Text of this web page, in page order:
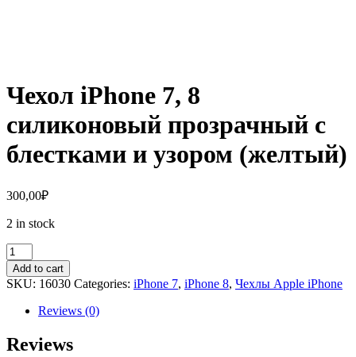
Чехол iPhone 7, 8
силиконовый прозрачный с
блестками и узором (желтый)
300,00₽
2 in stock
Чехол
iPhone
7,
8
силиконовый
прозрачный
с
блестками
Add to cart
SKU: 16030 Categories: iPhone 7, iPhone 8, Чехлы Apple iPhone
Reviews (0)
Reviews